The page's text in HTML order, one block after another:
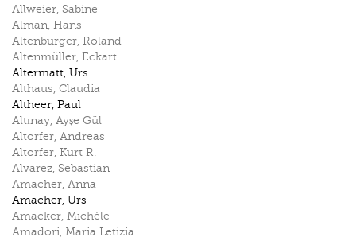
Allweier, Sabine
Alman, Hans
Altenburger, Roland
Altenmüller, Eckart
Altermatt, Urs
Althaus, Claudia
Altheer, Paul
Altınay, Ayşe Gül
Altorfer, Andreas
Altorfer, Kurt R.
Alvarez, Sebastian
Amacher, Anna
Amacher, Urs
Amacker, Michèle
Amadori, Maria Letizia